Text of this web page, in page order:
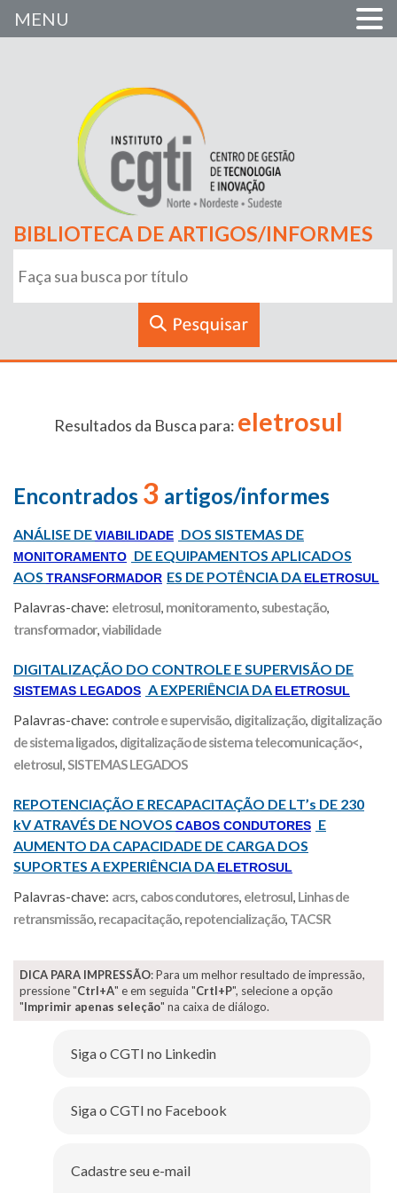
BIBLIOTECA DE ARTIGOS/INFORMES
Resultados da Busca para: eletrosul
Encontrados 3 artigos/informes
ANÁLISE DEVIABILIDADE DOS SISTEMAS DE
MONITORAMENTO DE EQUIPAMENTOS APLICADOS
AOS TRANSFORMADOR ES DE POTÊNCIA DA ELETROSUL
Palavras-chave: eletrosul, monitoramento, subestação,
transformador,viabilidade
DIGITALIZAÇÃO DO CONTROLE E SUPERVISÃO DE
SISTEMAS LEGADOS A EXPERIÊNCIA DA ELETROSUL
Palavras-chave: controle e supervisão, digitalização, digitalização
de sistema ligados, digitalização de sistema telecomunicação<,
eletrosul,SISTEMAS LEGADOS
REPOTENCIAÇÃO E RECAPACITAÇÃO DE LT’s DE 230
kV ATRAVÉS DE NOVOS CABOS CONDUTORES E
AUMENTO DA CAPACIDADE DE CARGA DOS
SUPORTES A EXPERIÊNCIA DA ELETROSUL
Palavras-chave: acrs, cabos condutores, eletrosul, Linhas de
retransmissão, recapacitação, repotencialização, TACSR
DICA PARA IMPRESSÃO: Para um melhor resultado de impressão,
pressione "Ctrl+A" e em seguida "Crtl+P", selecione a opção
"Imprimir apenas seleção" na caixa de diálogo.
Siga o CGTI no Linkedin
Siga o CGTI no Facebook
Cadastre seu e-mail
MENU